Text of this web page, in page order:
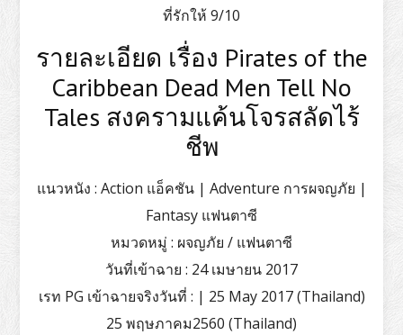
ที่รักให้ 9/10
รายละเอียด เรื่อง Pirates of the
Caribbean Dead Men Tell No
Tales สงครามแค้นโจรสลัดไร้
ชีพ
แนวหนัง : Action แอ็คชัน | Adventure การผจญภัย |
Fantasy แฟนตาซี
หมวดหมู่ : ผจญภัย / แฟนตาซี
วันที่เข้าฉาย : 24 เมษายน 2017
เรท PG เข้าฉายจริงวันที่ : | 25 May 2017 (Thailand)
25 พฤษภาคม2560 (Thailand)